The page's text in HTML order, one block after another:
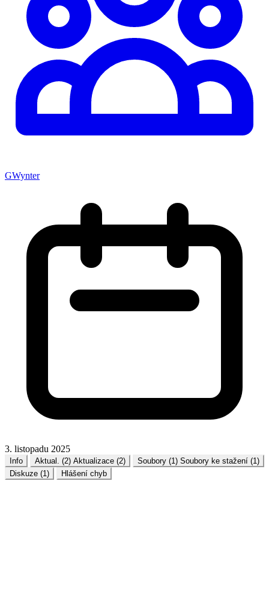
GWynter
3. listopadu 2025
Info Aktual. (2) Aktualizace (2) Soubory (1) Soubory ke stažení (1)
Diskuze (1)
Hlášení chyb